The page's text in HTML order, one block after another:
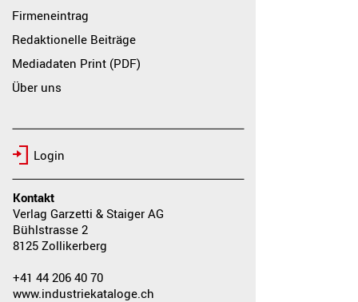
Firmeneintrag
Redaktionelle Beiträge
Mediadaten Print (PDF)
Über uns
Login
Kontakt
Verlag Garzetti & Staiger AG
Bühlstrasse 2
8125 Zollikerberg
+41 44 206 40 70
www.industriekataloge.ch